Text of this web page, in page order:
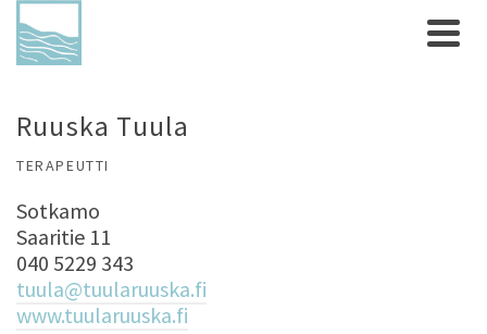
Ruuska Tuula
TERAPEUTTI
Sotkamo
Saaritie 11
040 5229 343
tuula@tuularuuska.fi
www.tuularuuska.fi